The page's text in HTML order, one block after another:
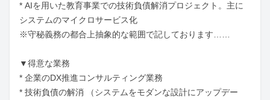
* AIを用いた教育事業での技術負債解消プロジェクト。主に
システムのマイクロサービス化
※守秘義務の都合上抽象的な範囲で記しております……
▼得意な業務
* 企業のDX推進コンサルティング業務
* 技術負債の解消 （システムをモダンな設計にアップデー